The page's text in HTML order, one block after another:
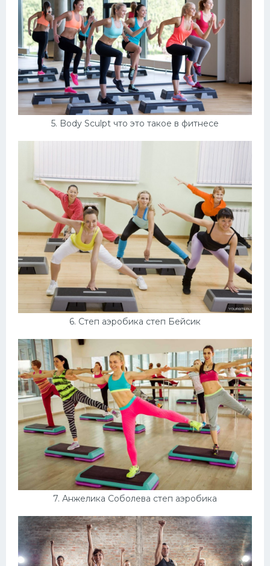
5. Body Sculpt что это такое в фитнесе
6. Степ аэробика степ Бейсик
7. Анжелика Соболева степ аэробика